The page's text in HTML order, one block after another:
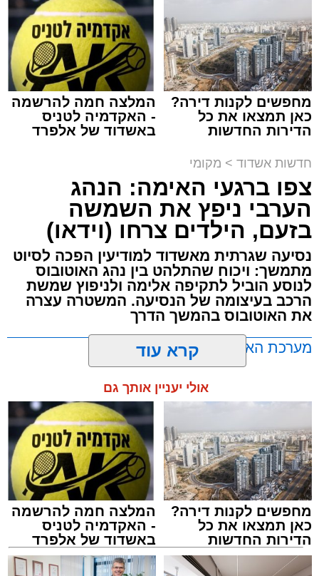
עופר אשטוקר / 15:32 07.08.26
תגים: תאונת עבודה באשדוד
עובדת בת 56 נפצעה היום (שישי) באורח בינוני
לאחר שנפלה מסולם במהלך עבודתה במחסן
באזור דרך הרכבת, מתחם ביג פאשן באשדוד.
כוחות ההצלה הוזעקו למקום בעקבות דיווח על
נפילה מגובה במהלך העבודה. עם הגעתם מצאו
את האישה בהכרה מלאה, כשהיא סובלת מחבלות
במספר אזורים בגופה לאחר שנפלה מגובה של
כ-2 עד 3 מטרים.
רפאל אוקנין, כונן הצלה דרום, סיפר: “כשהגעתי
למקום הבחנתי בעובדת כשהיא בהכרה מלאה
וסובלת מחבלות מרובות בגופה לאחר שנפלה
במהלך עבודתה. יחד עם צוותי מד”א הענקנו לה
טיפול רפואי ראשוני והיא פונתה בניידת טיפול
נמרץ לחדר הטראומה במרכז הרפואי אסותא
באשדוד כשהיא במצב בינוני ויציב.”
מחפשים לקנות דירה?
כאן תמצאו את כל
הדירות החדשות
המלצה חמה להרשמה
- האקדמיה לטניס
באשדוד של אלפרד
חדשות אשדוד > מקומי
צפו ברגעי האימה: הנהג
הערבי ניפץ את השמשה
בזעם, הילדים צרחו (וידאו)
נסיעה שגרתית מאשדוד למודיעין הפכה לסיוט
מתמשך: ויכוח שהתלהט בין נהג האוטובוס
לנוסע הוביל לתקיפה אלימה ולניפוץ שמשת
הרכב בעיצומה של הנסיעה. המשטרה עצרה
את האוטובוס בהמשך הדרך
מערכת האתר / 11:35 07.08.26
תגים:אוטובוס, אשדוד, ערבי
קרא עוד
אולי יעניין אותך גם
מחפשים לקנות דירה?
כאן תמצאו את כל
הדירות החדשות
למכירה באשדוד >>>
המלצה חמה להרשמה
- האקדמיה לטניס
באשדוד של אלפרד
קריאולנסקי - לילדים